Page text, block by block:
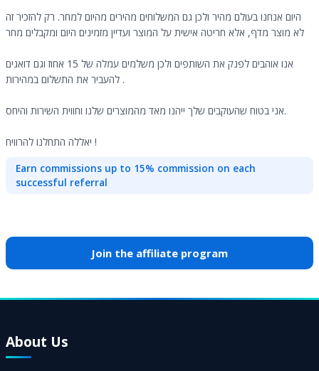
היום אנחנו בעולם מהיר ולכן גם המשלוחים מהירים מהיום למחר. רק להזכיר זה
לא מוצר מדף, אלא חריטה אישית על המוצר ועדיין מזמינים היום ומקבלים מחר
אנו אוהבים לפנק את השותפים ולכן משלמים עמלה של 15 אחוז וגם דואגים
להעביר את התשלום במהירות .
אני בטוח שהעוקבים שלך ייהנו מאד מהמוצרים שלנו וחווית השירות והיחס.
יאללה התחלנו להרוויח !
Earn commissions up to 15% commission on each
successful referral
Join the affiliate program
About Us